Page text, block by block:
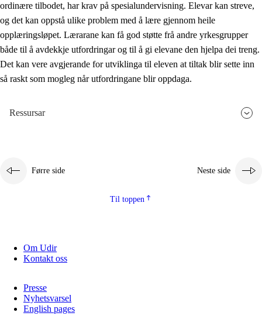
ordinære tilbodet, har krav på spesialundervisning. Elevar kan streve,
og det kan oppstå ulike problem med å lære gjennom heile
opplæringsløpet. Lærarane kan få god støtte frå andre yrkesgrupper
både til å avdekkje utfordringar og til å gi elevane den hjelpa dei treng.
Det kan vere avgjerande for utviklinga til eleven at tiltak blir sette inn
så raskt som mogleg når utfordringane blir oppdaga.
Ressursar
Førre side Neste side
Til toppen
Om Udir
Kontakt oss
Presse
Nyhetsvarsel
English pages